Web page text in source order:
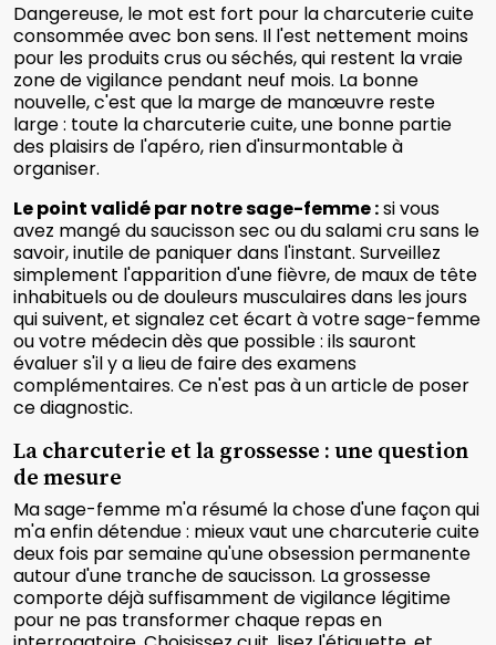
Dangereuse, le mot est fort pour la charcuterie cuite
consommée avec bon sens. Il l'est nettement moins
pour les produits crus ou séchés, qui restent la vraie
zone de vigilance pendant neuf mois. La bonne
nouvelle, c'est que la marge de manœuvre reste
large : toute la charcuterie cuite, une bonne partie
des plaisirs de l'apéro, rien d'insurmontable à
organiser.
Le point validé par notre sage-femme :si vous
avez mangé du saucisson sec ou du salami cru sans le
savoir, inutile de paniquer dans l'instant. Surveillez
simplement l'apparition d'une fièvre, de maux de tête
inhabituels ou de douleurs musculaires dans les jours
qui suivent, et signalez cet écart à votre sage-femme
ou votre médecin dès que possible : ils sauront
évaluer s'il y a lieu de faire des examens
complémentaires. Ce n'est pas à un article de poser
ce diagnostic.
La charcuterie et la grossesse : une question
de mesure
Ma sage-femme m'a résumé la chose d'une façon qui
m'a enfin détendue : mieux vaut une charcuterie cuite
deux fois par semaine qu'une obsession permanente
autour d'une tranche de saucisson. La grossesse
comporte déjà suffisamment de vigilance légitime
pour ne pas transformer chaque repas en